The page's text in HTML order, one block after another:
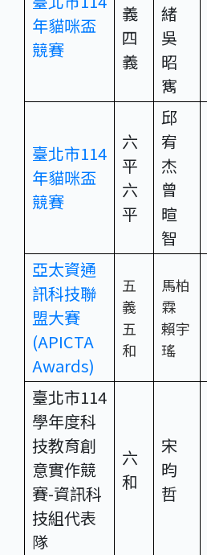
年貓咪盃
競賽
義
四
義
緒
吳
昭
寯
臺北市114
年貓咪盃
競賽
六
平
六
平
邱
宥
杰
曾
暄
智
亞太資通
訊科技聯
盟大賽
(APICTA
Awards)
五
義
五
和
馬柏
霖
賴宇
瑤
臺北市114
學年度科
技教育創
意實作競
賽-資訊科
技組代表
隊
六
和
宋
昀
哲